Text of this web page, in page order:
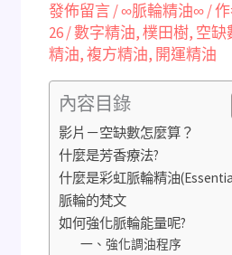
發佈留言/∞脈輪精油∞/ 作
26/數字精油,樸田樹, 空缺
精油,複方精油, 開運精油
內容目錄
影片－空缺數怎麼算？
什麼是芳香療法?
什麼是彩虹脈輪精油
​脈輪的梵文
如何強化脈輪能量呢?
一、強化調油程序